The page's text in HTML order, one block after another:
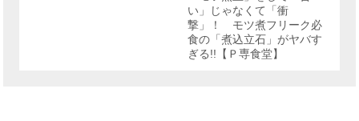
い」じゃなくて「衝
撃」！ モツ煮フリーク必
食の「煮込立石」がヤバす
ぎる!!【Ｐ専食堂】